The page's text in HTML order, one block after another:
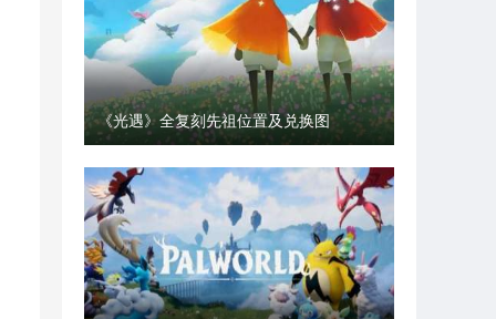
《光遇》全复刻先祖位置及兑换图